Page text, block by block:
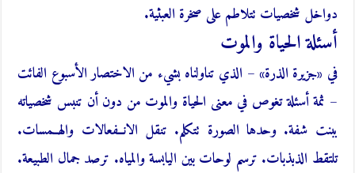
دواخل شخصيات تتلاطم على صخرة العبثية.
أسئلة الحياة والموت
في «جزيرة الذرة» – الذي تناولناه بشيء من الاختصار الأسبوع الفائت
– ثمة أسئلة تغوص في معنى الحياة والموت من دون أن تنبس شخصياته
ببنت شفة. وحدها الصورة تتكلم. تنقل الانــفعالات والهــمسات.
تلتقط الذبذبات. ترسم لوحات بين اليابسة والمياه. ترصد جمال الطبيعة.